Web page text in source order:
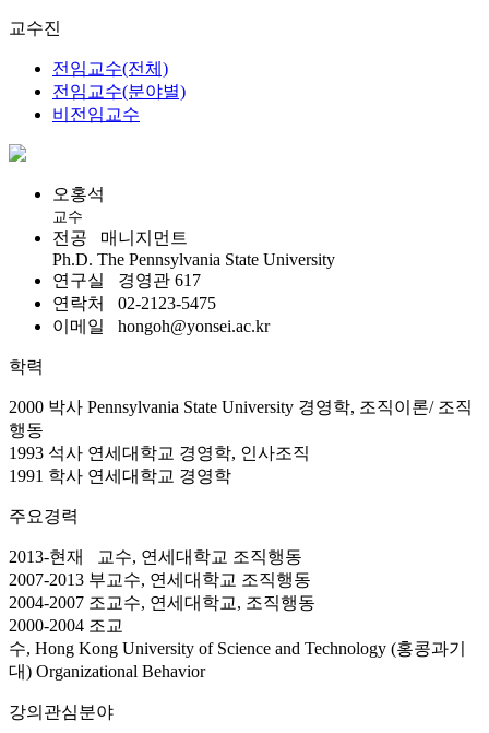
교수진
전임교수(전체)
전임교수(분야별)
비전임교수
오홍석
교수
전공 매니지먼트
Ph.D. The Pennsylvania State University
연구실
경영관 617
연락처
02-2123-5475
이메일
hongoh@yonsei.ac.kr
학력
2000 박사 Pennsylvania State University 경영학, 조직이론/ 조직
행동
1993 석사 연세대학교 경영학, 인사조직
1991 학사 연세대학교 경영학
주요경력
2013-현재 교수, 연세대학교 조직행동
2007-2013 부교수, 연세대학교 조직행동
2004-2007 조교수, 연세대학교, 조직행동
2000-2004 조교
수, Hong Kong University of Science and Technology (홍콩과기
대) Organizational Behavior
강의관심분야